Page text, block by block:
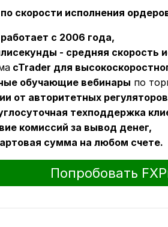
скорости исполнения
работает с 2006 года,
- средняя скорость
cTrader для
обучающие вебинары по
от авторитетных
техподдержка
комиссий за вывод денег,
сумма на любом счете.
Попробовать